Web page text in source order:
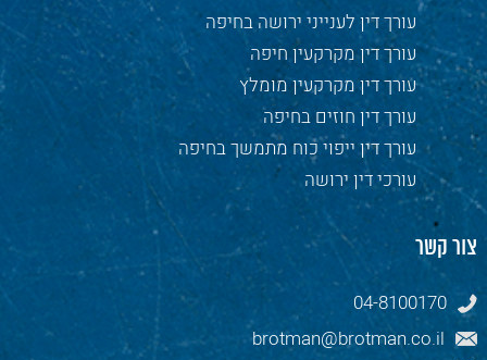
עורך דין לענייני ירושה בחיפה
עורך דין מקרקעין חיפה
עורך דין מקרקעין מומלץ
עורך דין חוזים בחיפה
עורך דין ייפוי כוח מתמשך בחיפה
עורכי דין ירושה
צור קשר
04-8100170
brotman@brotman.co.il